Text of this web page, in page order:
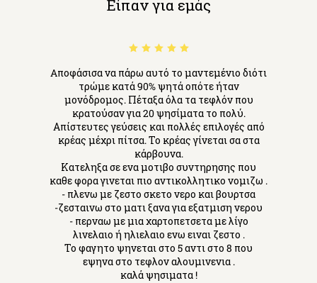
Είπαν για εμάς
Aποφάσισα να πάρω αυτό το μαντεμένιο διότι
τρώμε κατά 90% ψητά οπότε ήταν
μονόδρομος. Πέταξα όλα τα τεφλόν που
κρατούσαν για 20 ψησίματα το πολύ.
Απίστευτες γεύσεις και πολλές επιλογές από
κρέας μέχρι πίτσα. Το κρέας γίνεται σα στα
κάρβουνα.
Κατεληξα σε ενα μοτιβο συντηρησης που
καθε φορα γινεται πιο αντικολλητικο νομιζω .
- πλενω με ζεστο σκετο νερο και βουρτσα
-ζεσταινω στο ματι ξανα για εξατμιση νερου
- περναω με μια χαρτοπετσετα με λίγο
λινελαιο ή ηλιελαιο ενω ειναι ζεστο .
Το φαγητο ψηνεται στο 5 αντι στο 8 που
εψηνα στο τεφλον αλουμινενια .
καλά ψησιματα !